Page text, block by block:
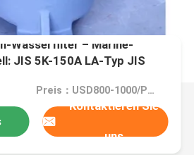
Wasserfilter – Marine-
JIS 5K-150A LA-Typ JIS
Preis：USD800-1000/PCS
Kontaktieren Sie
uns